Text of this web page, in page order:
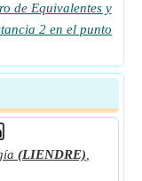
de Equivalentes y
2 en el punto
(LIENDRE)